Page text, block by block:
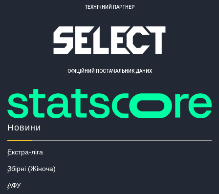
ТЕХНІЧНИЙ ПАРТНЕР
ОФІЦІЙНИЙ ПОСТАЧАЛЬНИК ДАНИХ
Новини
Екстра-ліга
Збірні (Жіноча)
АФУ